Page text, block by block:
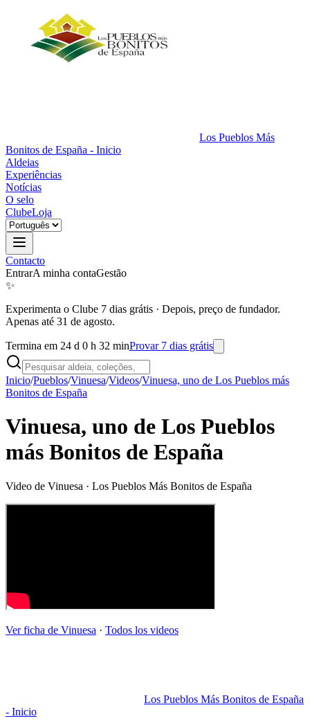
Los Pueblos Más
Bonitos de España - Inicio
Aldeias
Experiências
Notícias
O selo
ClubeLoja
Contacto
EntrarA minha contaGestão
✨
Experimenta o Clube 7 dias grátis · Depois, preço de fundador.
Apenas até 31 de agosto.
Termina em 24 d 0 h 32 minProvar 7 dias grátis
Inicio/Pueblos/Vinuesa/Videos/Vinuesa, uno de Los Pueblos más
Bonitos de España
Vinuesa, uno de Los Pueblos
más Bonitos de España
Video de Vinuesa · Los Pueblos Más Bonitos de España
Ver ficha de Vinuesa · Todos los videos
Los Pueblos Más Bonitos de España
- Inicio